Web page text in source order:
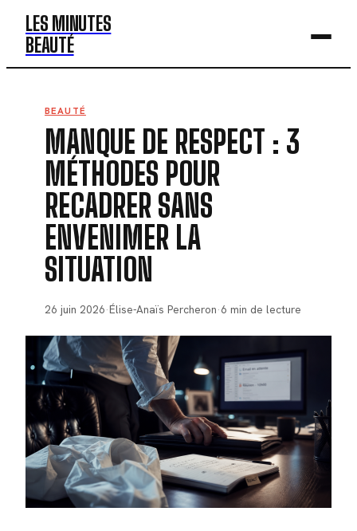
LES MINUTES
BEAUTÉ
MODE
SANTÉ
BIEN-ÊTRE
DÉV. PERSO
BEAUTÉ
MANQUE DE RESPECT : 3
MÉTHODES POUR
RECADRER SANS
ENVENIMER LA
SITUATION
26 juin 2026·Élise-Anaïs Percheron·6 min de lecture